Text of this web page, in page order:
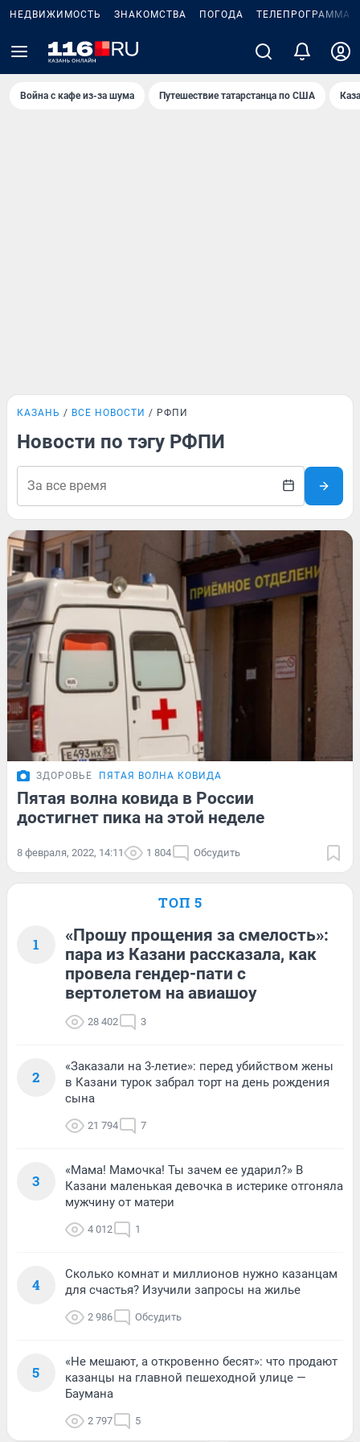
НЕДВИЖИМОСТЬ ЗНАКОМСТВА ПОГОДА ТЕЛЕПРОГРАММА
Война с кафе из-за шума Путешествие татарстанца по США
КАЗАНЬ ВСЕ НОВОСТИ РФПИ
Новости по тэгу РФПИ
ЗДОРОВЬЕ ПЯТАЯ ВОЛНА КОВИДА
Пятая волна ковида в России
достигнет пика на этой неделе
8 февраля, 2022, 14:11 1 804 Обсудить
ТОП 5
1
«Прошу прощения за смелость»:
пара из Казани рассказала, как
провела гендер-пати с
вертолетом на авиашоу
28 402 3
2
«Заказали на 3-летие»: перед убийством жены
в Казани турок забрал торт на день рождения
сына
21 794 7
3
«Мама! Мамочка! Ты зачем ее ударил?» В
Казани маленькая девочка в истерике отгоняла
мужчину от матери
4 012 1
4
Сколько комнат и миллионов нужно казанцам
для счастья? Изучили запросы на жилье
2 986 Обсудить
5
«Не мешают, а откровенно бесят»: что продают
казанцы на главной пешеходной улице —
Баумана
2 797 5